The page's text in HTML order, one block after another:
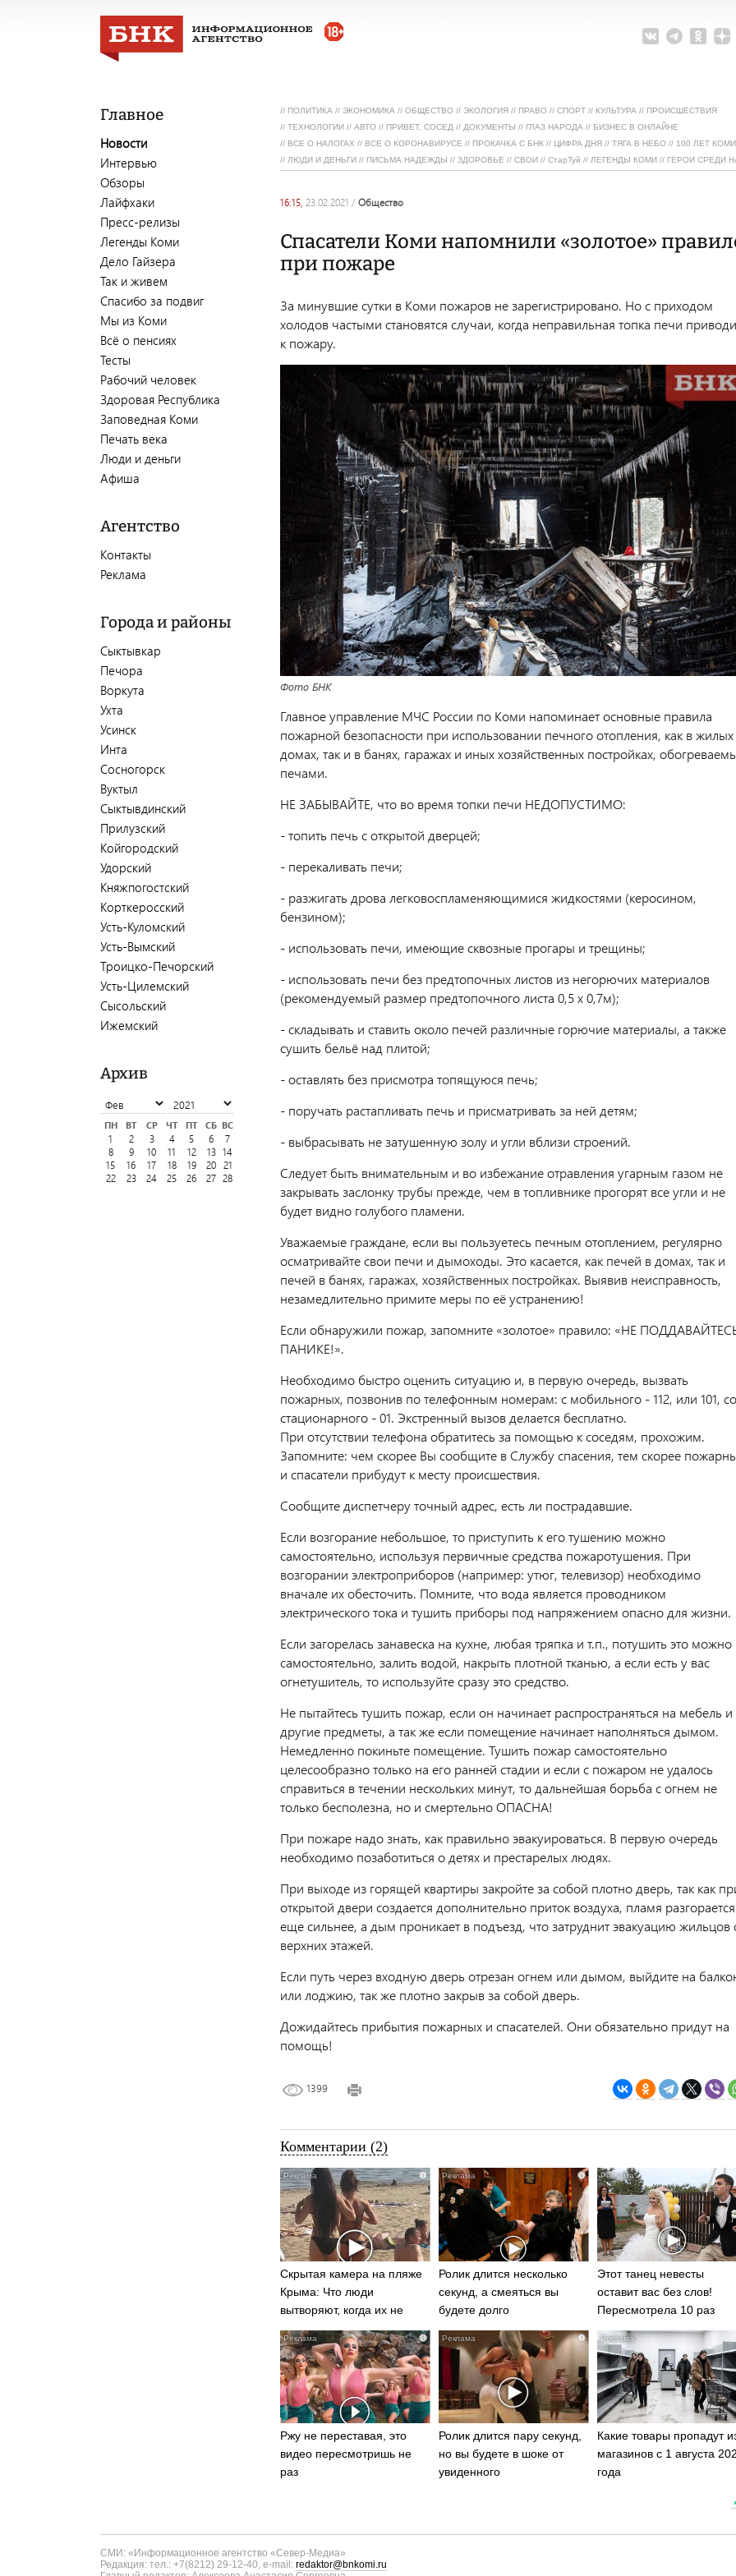
Главное
Новости
Интервью
Обзоры
Лайфхаки
Пресс-релизы
Легенды Коми
Дело Гайзера
Так и живем
Спасибо за подвиг
Мы из Коми
Всё о пенсиях
Тесты
Рабочий человек
Здоровая Республика
Заповедная Коми
Печать века
Люди и деньги
Афиша
Агентство
Контакты
Реклама
Города и районы
Сыктывкар
Печора
Воркута
Ухта
Усинск
Инта
Сосногорск
Вуктыл
Сыктывдинский
Прилузский
Койгородский
Удорский
Княжпогостский
Корткеросский
Усть-Куломский
Усть-Вымский
Троицко-Печорский
Усть-Цилемский
Сысольский
Ижемский
Архив
ПН ВТ СР ЧТ ПТ СБ ВС
1
2 3 4 5 6
7
8
9 10 11 12 13 14
15
16 17 18 19 20 21
22
23 24 25 26 27 28
// ПОЛИТИКА // ЭКОНОМИКА // ОБЩЕСТВО // ЭКОЛОГИЯ // ПРАВО // СПОРТ // КУЛЬТУРА // ПРОИСШЕСТВИЯ
// ТЕХНОЛОГИИ // АВТО // ПРИВЕТ, СОСЕД // ДОКУМЕНТЫ // ГЛАЗ НАРОДА // БИЗНЕС В ОНЛАЙНЕ
// ВСЕ О НАЛОГАХ // ВСЕ О КОРОНАВИРУСЕ // ПРОКАЧКА С БНК // ЦИФРА ДНЯ // ТЯГА В НЕБО // 100 ЛЕТ КОМИ
// ЛЮДИ И ДЕНЬГИ // ПИСЬМА НАДЕЖДЫ // ЗДОРОВЬЕ // СВОИ // СтарТуй // ЛЕГЕНДЫ КОМИ // ГЕРОИ СРЕДИ
16:15, 23.02.2021 / общество
Спасатели Коми напомнили «золотое»
при пожаре
За минувшие сутки в Коми пожаров не зарегистрировано. Но с приходом
холодов частыми становятся случаи, когда неправильная топка печи
к пожару.
Фото БНК
Главное управление МЧС России по Коми напоминает основные правила
пожарной безопасности при использовании печного отопления, как в жилых
домах, так и в банях, гаражах и иных хозяйственных постройках,
печами.
НЕ ЗАБЫВАЙТЕ, что во время топки печи НЕДОПУСТИМО:
- топить печь с открытой дверцей;
- перекаливать печи;
- разжигать дрова легковоспламеняющимися жидкостями (керосином,
бензином);
- использовать печи, имеющие сквозные прогары и трещины;
- использовать печи без предтопочных листов из негорючих материалов
(рекомендуемый размер предтопочного листа 0,5 х 0,7м);
- складывать и ставить около печей различные горючие материалы, а также
сушить бельё над плитой;
- оставлять без присмотра топящуюся печь;
- поручать растапливать печь и присматривать за ней детям;
- выбрасывать не затушенную золу и угли вблизи строений.
Следует быть внимательным и во избежание отравления угарным газом не
закрывать заслонку трубы прежде, чем в топливнике прогорят все угли и не
будет видно голубого пламени.
Уважаемые граждане, если вы пользуетесь печным отоплением, регулярно
осматривайте свои печи и дымоходы. Это касается, как печей в домах, так и
печей в банях, гаражах, хозяйственных постройках. Выявив неисправность,
незамедлительно примите меры по её устранению!
Если обнаружили пожар, запомните «золотое» правило: «НЕ
ПАНИКЕ!».
Необходимо быстро оценить ситуацию и, в первую очередь, вызвать
пожарных, позвонив по телефонным номерам: с мобильного - 112, или 101, со
стационарного - 01. Экстренный вызов делается бесплатно.
При отсутствии телефона обратитесь за помощью к соседям, прохожим.
Запомните: чем скорее Вы сообщите в Службу спасения, тем скорее
и спасатели прибудут к месту происшествия.
Сообщите диспетчеру точный адрес, есть ли пострадавшие.
Если возгорание небольшое, то приступить к его тушению можно
самостоятельно, используя первичные средства пожаротушения. При
возгорании электроприборов (например: утюг, телевизор) необходимо
вначале их обесточить. Помните, что вода является проводником
электрического тока и тушить приборы под напряжением опасно для жизни.
Если загорелась занавеска на кухне, любая тряпка и т.п., потушить это можно
самостоятельно, залить водой, накрыть плотной тканью, а если есть у вас
огнетушитель, то используйте сразу это средство.
Не пытайтесь тушить пожар, если он начинает распространяться на мебель и
другие предметы, а так же если помещение начинает наполняться дымом.
Немедленно покиньте помещение. Тушить пожар самостоятельно
целесообразно только на его ранней стадии и если с пожаром не удалось
справиться в течении нескольких минут, то дальнейшая борьба с огнем не
только бесполезна, но и смертельно ОПАСНА!
При пожаре надо знать, как правильно эвакуироваться. В первую очередь
необходимо позаботиться о детях и престарелых людях.
При выходе из горящей квартиры закройте за собой плотно дверь, так как
открытой двери создается дополнительно приток воздуха, пламя разгорается
еще сильнее, а дым проникает в подъезд, что затруднит эвакуацию жильцов
верхних этажей.
Если путь через входную дверь отрезан огнем или дымом, выйдите на
или лоджию, так же плотно закрыв за собой дверь.
Дожидайтесь прибытия пожарных и спасателей. Они обязательно придут на
помощь!
1399
Комментарии (2)
i
Скрытая камера на пляже
Крыма: Что люди
вытворяют, когда их не
видят...
i
Ролик длится несколько
секунд, а смеяться вы
будете долго
Этот танец невесты
оставит вас без слов!
Пересмотрела 10 раз
i
Ржу не переставая, это
видео пересмотришь не
раз
i
Ролик длится пару секунд,
но вы будете в шоке от
увиденного
Какие товары пропадут
магазинов с 1 августа
года
СМИ: «Информационное агентство «Север-Медиа»
Редакция: тел.: +7(8212) 29-12-40, e-mail: redaktor@bnkomi.ru